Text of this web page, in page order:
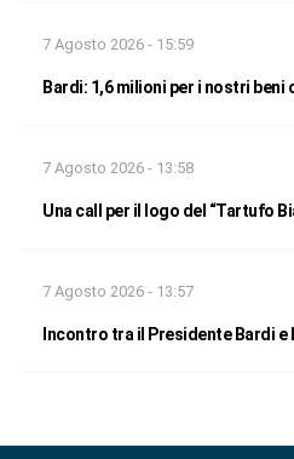
7 Agosto 2026 - 15:59
Bardi: 1,6 milioni per i nostri beni
7 Agosto 2026 - 13:58
Una call per il logo del “Tartufo
7 Agosto 2026 - 13:57
Incontro tra il Presidente Bardi e